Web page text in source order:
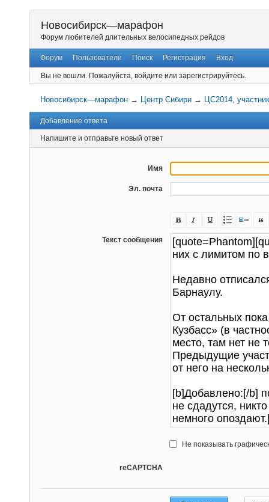
Новосибирск—марафон
Форум любителей длительных велосипедных рейдов
Форум Пользователи Поиск Регистрация Вход
Вы не вошли. Пожалуйста, войдите или зарегистрируйтесь.
Новосибирск—марафон → Центр Сибири → ЦС2014,
Добавление ответа
Напишите и отправьте новый ответ
Имя
Эл. почта
Текст сообщения
Не показывать
reCAPTCHA